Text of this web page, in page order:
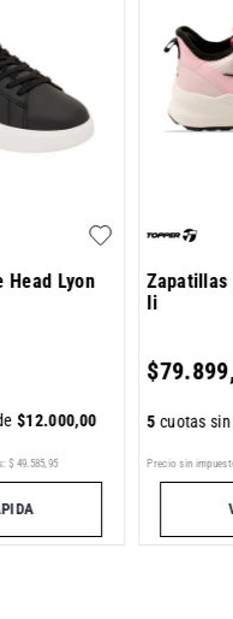
Head Lyon
$12.000,00
$ 49.585,95
Zapatillas
Ii
$79.899
5 cuotas
Precio sin